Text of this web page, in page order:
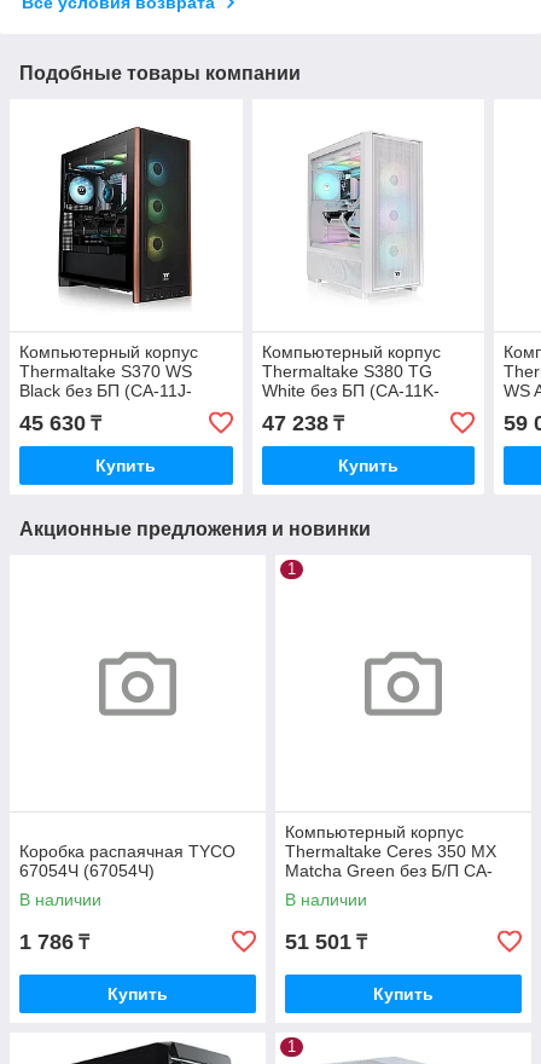
Подобные товары компании
Компьютерный корпус
Thermaltake S370 WS
Black без БП (CA-11J-
00M1WN-00)
45 630 ₸
Купить
Компьютерный корпус
Thermaltake S380 TG
White без БП (CA-11K-
00M6WN-00)
47 238₸
Купить
WS
59
Акционные предложения и новинки
Коробка распаячная TYCO
67054Ч (67054Ч)
В наличии
1 786 ₸
Купить
1
Компьютерный корпус
Thermaltake Ceres 350 MX
Matcha Green без Б/П CA-
1Z3-00MEWN-00
В наличии
51 501 ₸
Купить
1